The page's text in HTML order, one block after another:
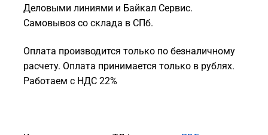
Деловыми линиями и Байкал Сервис.
Самовывоз со склада в СПб.
Оплата производится только по безналичному
расчету. Оплата принимается только в рублях.
Работаем с НДС 22%